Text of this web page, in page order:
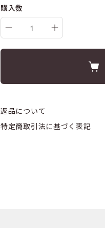
購入数
返品について
特定商取引法に基づく表記